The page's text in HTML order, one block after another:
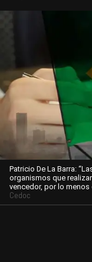
Patricio De La Barra:
organismos que
vencedor, por lo menos
Cedoc